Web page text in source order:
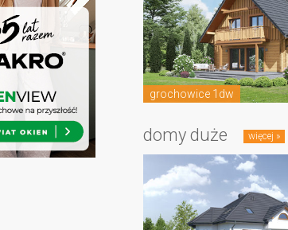
grochowice 1dw
domy duże